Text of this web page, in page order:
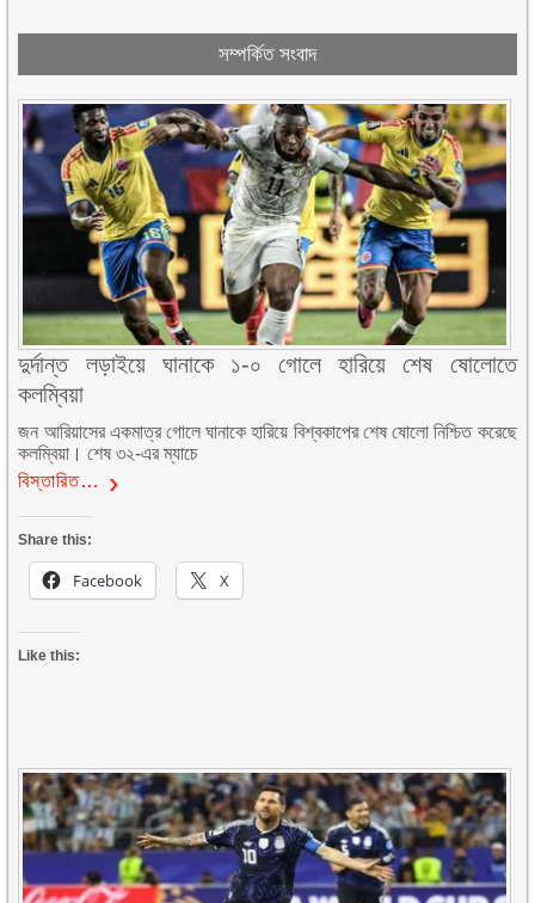
সম্পর্কিত সংবাদ
দুর্দান্ত লড়াইয়ে ঘানাকে ১-০ গোলে হারিয়ে শেষ ষোলোতে
কলম্বিয়া
জন আরিয়াসের একমাত্র গোলে ঘানাকে হারিয়ে বিশ্বকাপের শেষ ষোলো নিশ্চিত করেছে
কলম্বিয়া। শেষ ৩২-এর ম্যাচে
বিস্তারিত…
Share this:
Facebook X
Like this: